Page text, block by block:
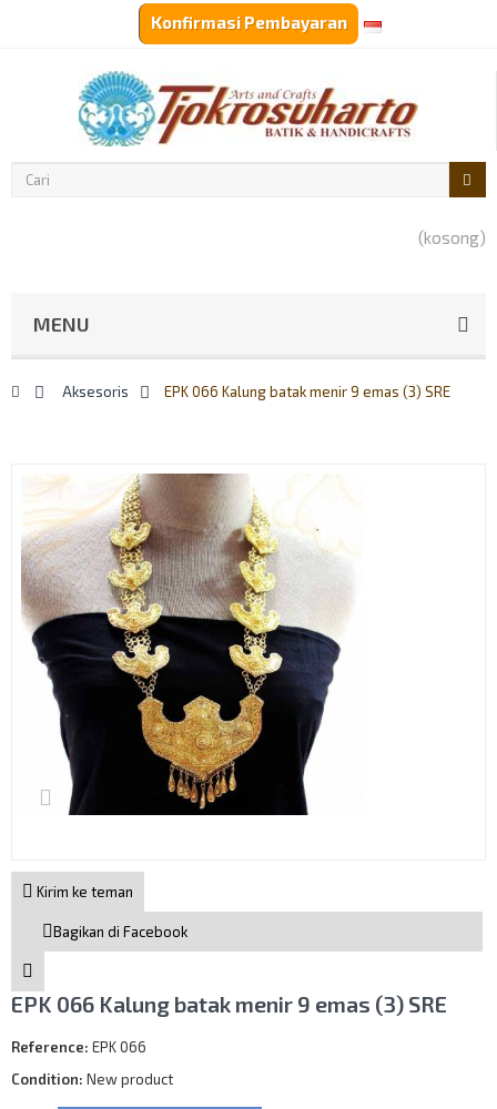
Konfirmasi Pembayaran
(kosong)
MENU
> Aksesoris > EPK 066 Kalung batak menir 9 emas (3) SRE
Kirim ke teman
Bagikan di Facebook
EPK 066 Kalung batak menir 9 emas (3) SRE
Reference: EPK 066
Condition: New product